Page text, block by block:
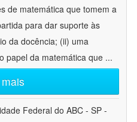
de matemática que tomem a
para dar suporte às
da docência; (ii) uma
papel da matemática que ...
Federal do ABC - SP -